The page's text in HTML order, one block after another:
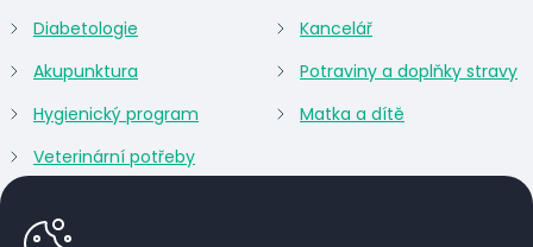
Diabetologie
Akupunktura
Hygienický program
Veterinární potřeby
Kancelář
Potraviny a doplňky stravy
Matka a dítě